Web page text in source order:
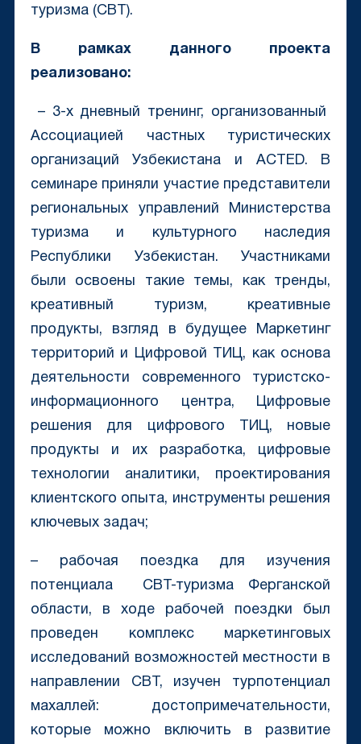
туризма (CBT).
В рамках данного проекта
реализовано:
– 3-х дневный тренинг, организованный
Ассоциацией частных туристических
организаций Узбекистана и ACTED. В
семинаре приняли участие представители
региональных управлений Министерства
туризма и культурного наследия
Республики Узбекистан. Участниками
были освоены такие темы, как тренды,
креативный туризм, креативные
продукты, взгляд в будущее Маркетинг
территорий и Цифровой ТИЦ, как основа
деятельности современного туристско-
информационного центра, Цифровые
решения для цифрового ТИЦ, новые
продукты и их разработка, цифровые
технологии аналитики, проектирования
клиентского опыта, инструменты решения
ключевых задач;
– рабочая поездка для изучения
потенциала СВТ-туризма Ферганской
области, в ходе рабочей поездки был
проведен комплекс маркетинговых
исследований возможностей местности в
направлении СВТ, изучен турпотенциал
махаллей: достопримечательности,
которые можно включить в развитие